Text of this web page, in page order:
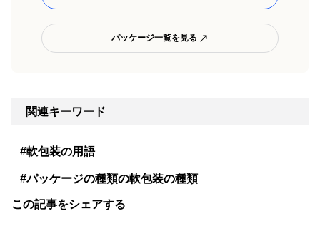
パッケージ一覧を見る
関連キーワード
#軟包装の用語
#パッケージの種類の軟包装の種類
この記事をシェアする